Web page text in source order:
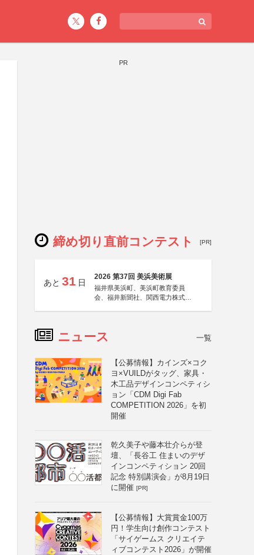
PR
締め切り直前コンテスト [PR]
あと 31 日
2026 第37回 美浜美術展
福井県美浜町、美浜町教育委員
会、福井新聞社、関西電力株式会
ニュース 一覧
【公募情報】カインズ×コク
ヨ×VUILDがタッグ、家具・
木工品デザインコンペティシ
ョン「CDM Digi Fab
COMPETITION 2026」を初
開催
乾久美子や藤本壮介らが登
壇、「長谷工 住まいのデザ
インコンペティション 20回
記念 特別講演会」が8月19日
に開催 [PR]
【公募情報】大賞賞金100万
円！学生向け創作コンテスト
「サイゲームス クリエイテ
ィブコンテスト2026」が開催